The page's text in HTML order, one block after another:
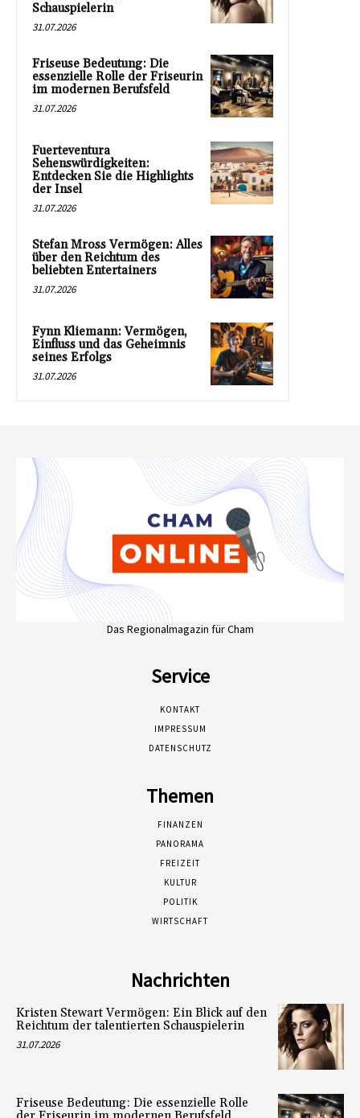
Schauspielerin
31.07.2026
Friseuse Bedeutung: Die
essenzielle Rolle der Friseurin
im modernen Berufsfeld
31.07.2026
Fuerteventura
Sehenswürdigkeiten:
Entdecken Sie die Highlights
der Insel
31.07.2026
Stefan Mross Vermögen: Alles
über den Reichtum des
beliebten Entertainers
31.07.2026
Fynn Kliemann: Vermögen,
Einfluss und das Geheimnis
seines Erfolgs
31.07.2026
Das Regionalmagazin für Cham
Service
KONTAKT
IMPRESSUM
DATENSCHUTZ
Themen
FINANZEN
PANORAMA
FREIZEIT
KULTUR
POLITIK
WIRTSCHAFT
Nachrichten
Kristen Stewart Vermögen: Ein Blick auf den
Reichtum der talentierten Schauspielerin
31.07.2026
Friseuse Bedeutung: Die essenzielle Rolle